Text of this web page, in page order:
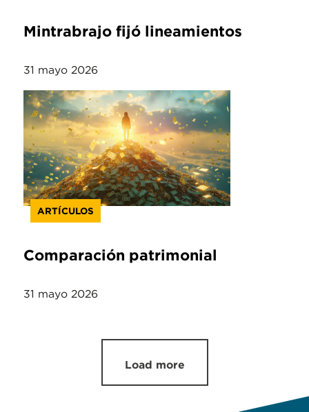
Mintrabrajo fijó lineamientos
31 mayo 2026
ARTÍCULOS
Comparación patrimonial
31 mayo 2026
Load more